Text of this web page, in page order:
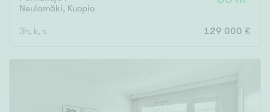
Neulamäki, Kuopio
3h, k, s 129 000 €